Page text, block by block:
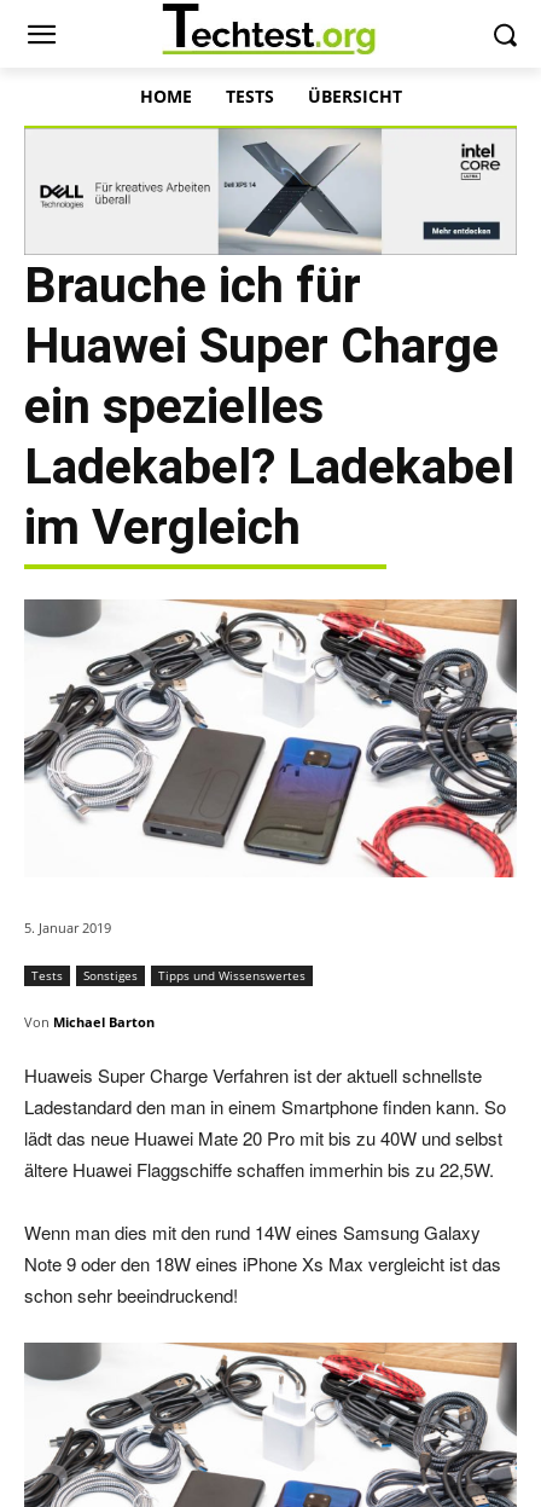
HOME TESTS ÜBERSICHT
Brauche ich für
Huawei Super Charge
ein spezielles
Ladekabel? Ladekabel
im Vergleich
5. Januar 2019
Tests Sonstiges Tipps und Wissenswertes
Von Michael Barton
Huaweis Super Charge Verfahren ist der aktuell schnellste
Ladestandard den man in einem Smartphone finden kann. So
lädt das neue Huawei Mate 20 Pro mit bis zu 40W und selbst
ältere Huawei Flaggschiffe schaffen immerhin bis zu 22,5W.
Wenn man dies mit den rund 14W eines Samsung Galaxy
Note 9 oder den 18W eines iPhone Xs Max vergleicht ist das
schon sehr beeindruckend!